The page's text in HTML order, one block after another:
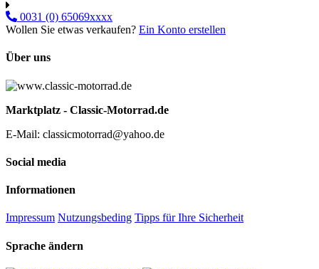
0031 (0) 65069xxxx
Wollen Sie etwas verkaufen? Ein Konto erstellen
Über uns
Marktplatz - Classic-Motorrad.de
E-Mail: classicmotorrad@yahoo.de
Social media
Informationen
Impressum Nutzungsbeding Tipps für Ihre Sicherheit
Sprache ändern